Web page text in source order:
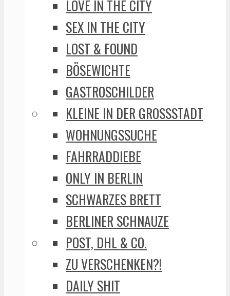
LOVE IN THE CITY
SEX IN THE CITY
LOST & FOUND
BÖSEWICHTE
GASTROSCHILDER
KLEINE IN DER GROSSSTADT
WOHNUNGSSUCHE
FAHRRADDIEBE
ONLY IN BERLIN
SCHWARZES BRETT
BERLINER SCHNAUZE
POST, DHL & CO.
ZU VERSCHENKEN?!
DAILY SHIT